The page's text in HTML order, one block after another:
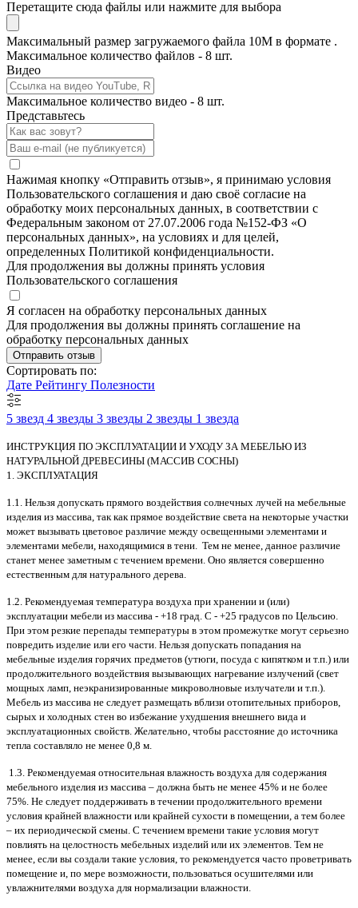
Перетащите сюда файлы или нажмите для выбора
Максимальный размер загружаемого файла 10M в формате .
Максимальное количество файлов - 8 шт.
Видео
Максимальное количество видео - 8 шт.
Представьтесь
Нажимая кнопку «Отправить отзыв», я принимаю условия
Пользовательского соглашения и даю своё согласие на
обработку моих персональных данных, в соответствии с
Федеральным законом от 27.07.2006 года №152-ФЗ «О
персональных данных», на условиях и для целей,
определенных Политикой конфиденциальности.
Для продолжения вы должны принять условия
Пользовательского соглашения
Я согласен на обработку персональных данных
Для продолжения вы должны принять соглашение на
обработку персональных данных
Отправить отзыв
Сортировать по:
Дате Рейтингу Полезности
5 звезд 4 звезды 3 звезды 2 звезды 1 звезда
ИНСТРУКЦИЯ ПО ЭКСПЛУАТАЦИИ И УХОДУ ЗА МЕБЕЛЬЮ ИЗ
НАТУРАЛЬНОЙ ДРЕВЕСИНЫ (МАССИВ СОСНЫ)
1. ЭКСПЛУАТАЦИЯ
1.1. Нельзя допускать прямого воздействия солнечных лучей на мебельные
изделия из массива, так как прямое воздействие света на некоторые участки
может вызывать цветовое различие между освещенными элементами и
элементами мебели, находящимися в тени. Тем не менее, данное различие
станет менее заметным с течением времени. Оно является совершенно
естественным для натурального дерева.
1.2. Рекомендуемая температура воздуха при хранении и (или)
эксплуатации мебели из массива - +18 град. С - +25 градусов по Цельсию.
При этом резкие перепады температуры в этом промежутке могут серьезно
повредить изделие или его части. Нельзя допускать попадания на
мебельные изделия горячих предметов (утюги, посуда с кипятком и т.п.) или
продолжительного воздействия вызывающих нагревание излучений (свет
мощных ламп, неэкранизированные микроволновые излучатели и т.п.).
Мебель из массива не следует размещать вблизи отопительных приборов,
сырых и холодных стен во избежание ухудшения внешнего вида и
эксплуатационных свойств. Желательно, чтобы расстояние до источника
тепла составляло не менее 0,8 м.
1.3. Рекомендуемая относительная влажность воздуха для содержания
мебельного изделия из массива – должна быть не менее 45% и не более
75%. Не следует поддерживать в течении продолжительного времени
условия крайней влажности или крайней сухости в помещении, а тем более
– их периодической смены. С течением времени такие условия могут
повлиять на целостность мебельных изделий или их элементов. Тем не
менее, если вы создали такие условия, то рекомендуется часто проветривать
помещение и, по мере возможности, пользоваться осушителями или
увлажнителями воздуха для нормализации влажности.